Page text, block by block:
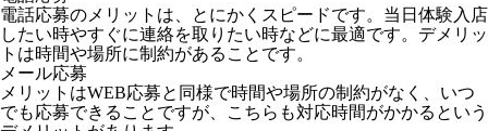
電話応募のメリットは、とにかくスピードです。当日体験入店
したい時やすぐに連絡を取りたい時などに最適です。デメリッ
トは時間や場所に制約があることです。
メール応募
メリットはWEB応募と同様で時間や場所の制約がなく、いつ
でも応募できることですが、こちらも対応時間がかかるという